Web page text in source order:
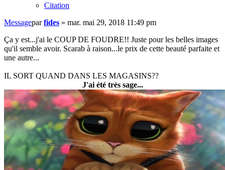
Citation
Messageparfides » mar. mai 29, 2018 11:49 pm
Ça y est...j'ai le COUP DE FOUDRE!! Juste pour les belles images
qu'il semble avoir. Scarab à raison...le prix de cette beauté parfaite et
une autre...
IL SORT QUAND DANS LES MAGASINS??
J'ai été très sage...